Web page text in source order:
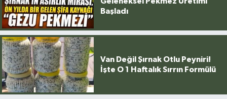
Başladı
Van Değil Şırnak Otlu Peyniri!
İşte O 1 Haftalık Sırrın Formülü